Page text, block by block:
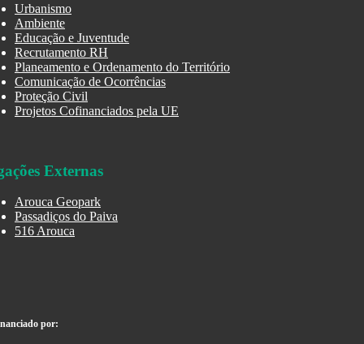
Urbanismo
Ambiente
Educação e Juventude
Recrutamento RH
Planeamento e Ordenamento do Território
Comunicação de Ocorrências
Proteção Civil
Projetos Cofinanciados pela UE
Externas
Arouca Geopark
Passadiços do Paiva
516 Arouca
por: